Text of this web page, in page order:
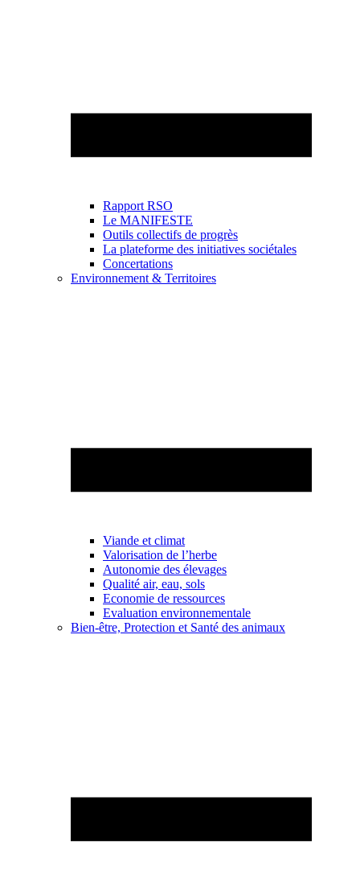
Rapport RSO
Le MANIFESTE
Outils collectifs de progrès
La plateforme des initiatives sociétales
Concertations
Environnement & Territoires
Viande et climat
Valorisation de l’herbe
Autonomie des élevages
Qualité air, eau, sols
Economie de ressources
Evaluation environnementale
Bien-être, Protection et Santé des animaux